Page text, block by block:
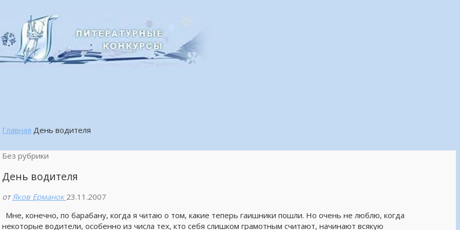
Главная День водителя
Без рубрики
День водителя
от Яков Ерманок 23.11.2007
Мне, конечно, по барабану, когда я читаю о том, какие теперь гаишники пошли. Но очень не люблю, когда
некоторые водители, особенно из числа тех, кто себя слишком грамотным считают, начинают всякую